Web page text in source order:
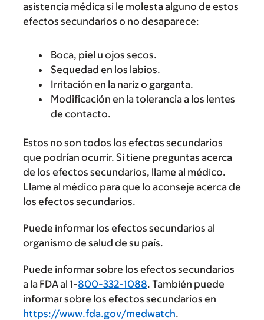
asistencia médica si le molesta alguno de estos
efectos secundarios o no desaparece:
Boca, piel u ojos secos.
Sequedad en los labios.
Irritación en la nariz o garganta.
Modificación en la tolerancia a los lentes
de contacto.
Estos no son todos los efectos secundarios
que podrían ocurrir. Si tiene preguntas acerca
de los efectos secundarios, llame al médico.
Llame al médico para que lo aconseje acerca de
los efectos secundarios.
Puede informar los efectos secundarios al
organismo de salud de su país.
Puede informar sobre los efectos secundarios
a la FDA al 1-800-332-1088. También puede
informar sobre los efectos secundarios en
https://www.fda.gov/medwatch.